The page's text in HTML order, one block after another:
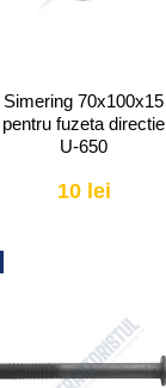
Simering 70x100x15
pentru fuzeta directie
U-650
10 lei